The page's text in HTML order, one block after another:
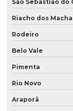
São Sebastião do
Riacho dos
Rodeiro
Belo Vale
Pimenta
Rio Novo
Araporã